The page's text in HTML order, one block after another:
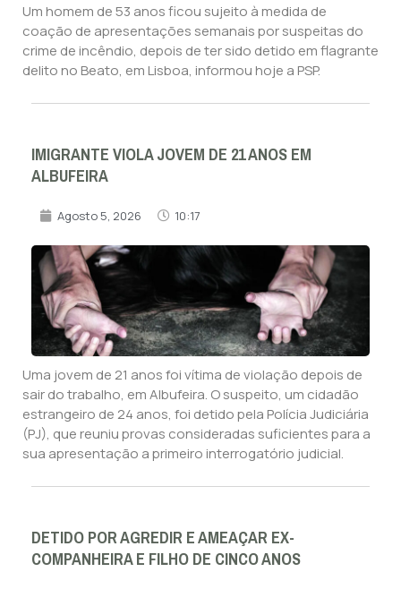
Um homem de 53 anos ficou sujeito à medida de
coação de apresentações semanais por suspeitas do
crime de incêndio, depois de ter sido detido em flagrante
delito no Beato, em Lisboa, informou hoje a PSP.
IMIGRANTE VIOLA JOVEM DE 21 ANOS EM
ALBUFEIRA
Agosto 5, 2026 10:17
Uma jovem de 21 anos foi vítima de violação depois de
sair do trabalho, em Albufeira. O suspeito, um cidadão
estrangeiro de 24 anos, foi detido pela Polícia Judiciária
(PJ), que reuniu provas consideradas suficientes para a
sua apresentação a primeiro interrogatório judicial.
DETIDO POR AGREDIR E AMEAÇAR EX-
COMPANHEIRA E FILHO DE CINCO ANOS